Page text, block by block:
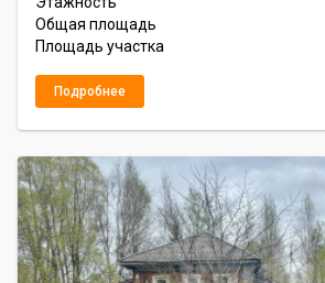
Общая площадь
Площадь участка
Подробнее